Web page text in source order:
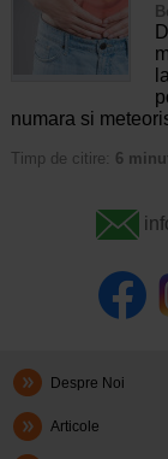
numara si
Timp de citire: 6
Despre Noi
Articole